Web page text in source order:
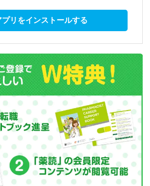
プリをインストールする